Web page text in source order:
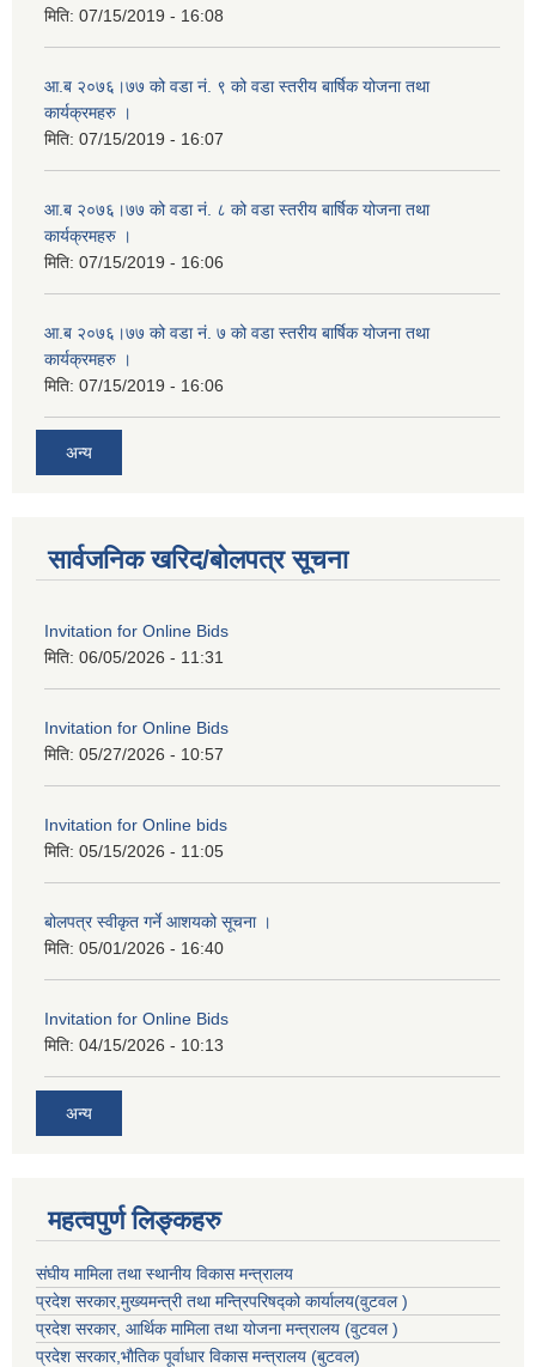
मिति: 07/15/2019 - 16:08
आ.ब २०७६।७७ को वडा नं. ९ को वडा स्तरीय बार्षिक योजना तथा
कार्यक्रमहरु ।
मिति: 07/15/2019 - 16:07
आ.ब २०७६।७७ को वडा नं. ८ को वडा स्तरीय बार्षिक योजना तथा
कार्यक्रमहरु ।
मिति: 07/15/2019 - 16:06
आ.ब २०७६।७७ को वडा नं. ७ को वडा स्तरीय बार्षिक योजना तथा
कार्यक्रमहरु ।
मिति: 07/15/2019 - 16:06
अन्य
सार्वजनिक खरिद/बोलपत्र सूचना
Invitation for Online Bids
मिति: 06/05/2026 - 11:31
Invitation for Online Bids
मिति: 05/27/2026 - 10:57
Invitation for Online bids
मिति: 05/15/2026 - 11:05
बोलपत्र स्वीकृत गर्ने आशयको सूचना ।
मिति: 05/01/2026 - 16:40
Invitation for Online Bids
मिति: 04/15/2026 - 10:13
अन्य
महत्वपुर्ण लिङ्कहरु
संघीय मामिला तथा स्थानीय विकास मन्त्रालय
प्रदेश सरकार,मुख्यमन्त्री तथा मन्त्रिपरिषद्को कार्यालय(वुटवल )
प्रदेश सरकार, आर्थिक मामिला तथा योजना मन्त्रालय (वुटवल )
प्रदेश सरकार,भाैतिक पूर्वाधार विकास मन्त्रालय (बुटवल)